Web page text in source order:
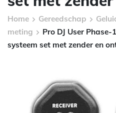
Home Gereedschap
meting
Pro DJ User
systeem set met zender en